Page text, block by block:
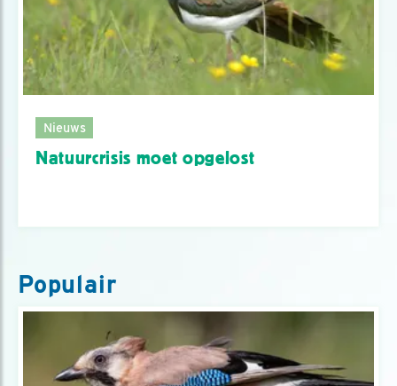
Nieuws
Natuurcrisis moet opgelost
Populair